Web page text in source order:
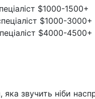
$1000-1500+
$1000-3000+
$4000-4500+
звучить ніби